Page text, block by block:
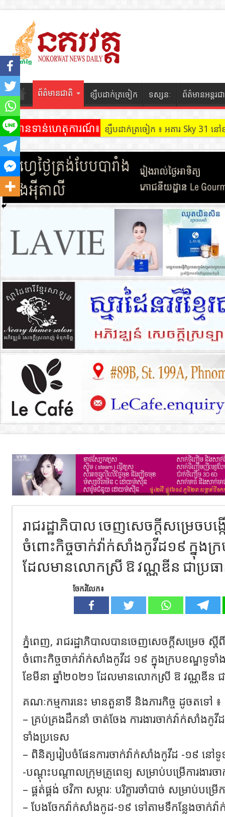
ព័ត៌មានជាតិ ខ្សឹបដាក់ត្រចៀក ទស្សនៈ ព័ត៌មានអន្តរជ
ព័ត៌មានទាន់ហេតុការណ៍៖ ខ្សឹបដាក់ត្រចៀក ៖ អគារ Sky 31
រាជរដ្ឋាភិបាល ចេញសេចក្តីសម្រេចបង្
ចំពោះកិច្ចចាក់វ៉ាក់សាំងកូវីដ១៩ ក្នុង
ដែលមានលោកស្រី ឱ វណ្ណឌីន ជាប្រធ
ចែករំលែក៖
ភ្នំពេញ, រាជរដ្ឋាភិបាលបានចេញសេចក្តីសម្រេច ស្តី
ចំពោះកិច្ចចាក់វ៉ាក់សាំងកូវីដ ១៩ ក្នុងក្របខណ្ឌទូទាំ
ខែមីនា ឆ្នាំ២០២១ ដែលមានលោកស្រី ឱ វណ្ណឌីន ជ
គណៈកម្មការនេះ មានតួនាទី និងភារកិច្ច ដូចតទៅ ៖
– គ្រប់គ្រងដឹកនាំ ចាត់ចែង ការងារចាក់វ៉ាក់សាំងកូ
ទាំងប្រទេស
– ពិនិត្យរៀបចំផែនការចាក់វ៉ាក់សាំងកូវីដ -១៩ នៅទូ
-បណ្ដុះបណ្ដាលក្រុមគ្រូពេទ្យ សម្រាប់បម្រើការងារ
– ផ្គត់ផ្គង់ ថវិកា សម្ភារៈ បរិក្ខារចាំបាច់ សម្រាប់បម្
– បែងចែកវ៉ាក់សាំងកូដ-១៩ ទៅតាមទឹកន្លែងចាក់វ៉